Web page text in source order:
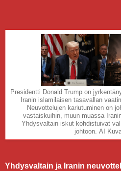
Presidentti Donald Trump on
Iranin islamilaisen tasavallan
Neuvottelujen kariutuminen on
vastaiskuihin, muun muassa
Yhdysvaltain iskut kohdistuivat
johtoon. AI
Yhdysvaltain ja Iranin